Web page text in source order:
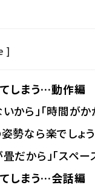
]
しまう…動作編
いから」「時間が
姿勢なら楽でしょ
畳だから」「スペ
しまう…会話編